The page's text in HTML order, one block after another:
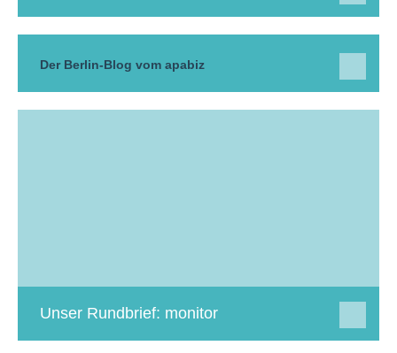
Der Berlin-Blog vom apabiz
Unser Rundbrief: monitor